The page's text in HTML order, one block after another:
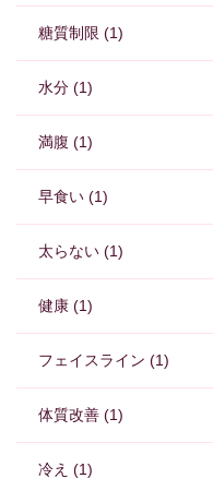
糖質制限 (1)
水分 (1)
満腹 (1)
早食い (1)
太らない (1)
健康 (1)
フェイスライン (1)
体質改善 (1)
冷え (1)